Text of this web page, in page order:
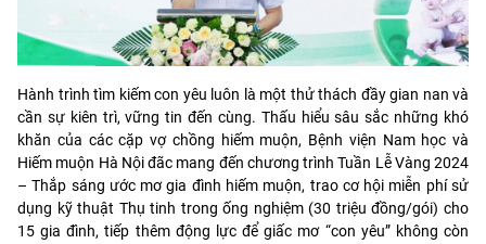
Hành trình tìm kiếm con yêu luôn là một thử thách đầy gian nan và
cần sự kiên trì, vững tin đến cùng. Thấu hiểu sâu sắc những khó
khăn của các cặp vợ chồng hiếm muộn, Bệnh viện Nam học và
Hiếm muộn Hà Nội đãc mang đến chương trình Tuần Lễ Vàng 2024
– Thắp sáng ước mơ gia đình hiếm muộn, trao cơ hội miễn phí sử
dụng kỹ thuật Thụ tinh trong ống nghiệm (30 triệu đồng/gói) cho
15 gia đình, tiếp thêm động lực để giấc mơ “con yêu” không còn